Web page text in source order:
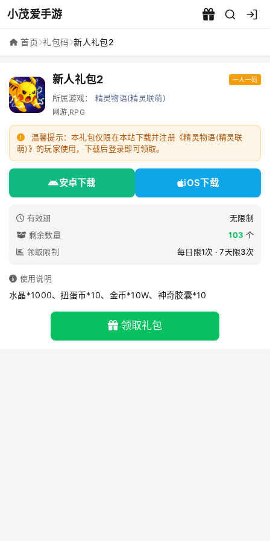
小茂爱手游
新人礼包2 - 小茂爱手游
首页 礼包码 新人礼包2
新人礼包2 一人一码
所属游戏： 精灵物语(精灵联萌)
网游,RPG
温馨提示：本礼包仅限在本站下载并注册《精灵物语(精灵联
萌)》的玩家使用，下载后登录即可领取。
安卓下载 iOS下载
有效期
无限制
剩余数量
103 个
领取限制
每日限1次 · 7天限3次
使用说明
水晶*1000、扭蛋币*10、金币*10W、神奇胶囊*10
领取礼包